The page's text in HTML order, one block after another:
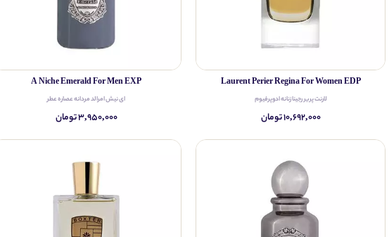
Laurent Perier Regina For Women EDP
لارنت پریر رجینا زنانه ادوپرفیوم
۱۰,۶۹۲,۰۰۰ تومان
A Niche Emerald For Men EXP
ای نیش امرالد مردانه عصاره عطر
۳,۹۵۰,۰۰۰ تومان